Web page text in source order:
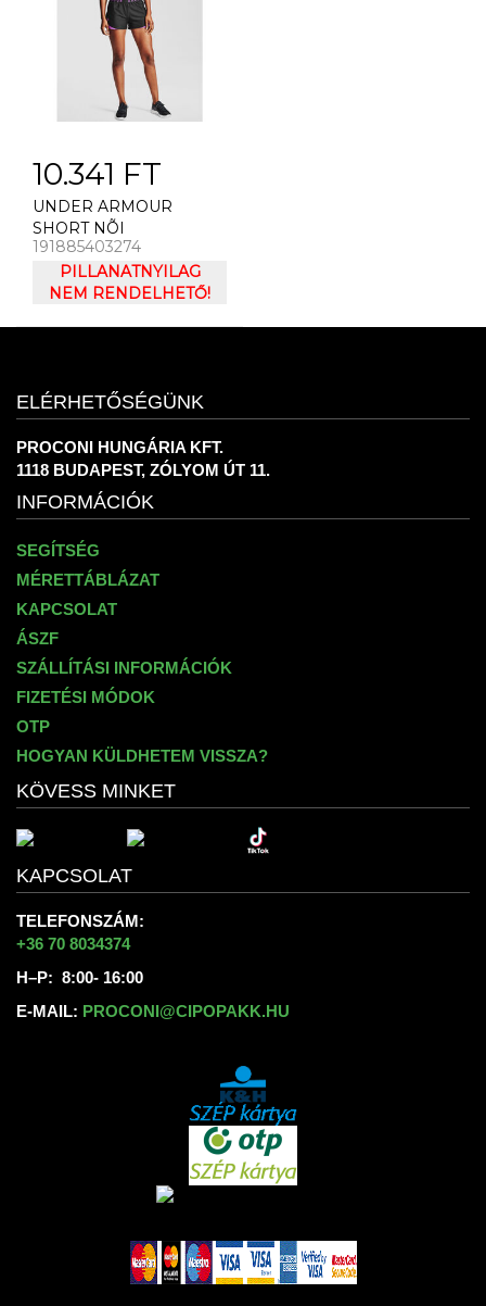
10.341 FT
UNDER ARMOUR
SHORT NÕI
RÖVIDNADRÁG UNDER
ARMOUR PLAY UP
SHORTS 3.0
191885403274
PILLANATNYILAG
NEM RENDELHETŐ!
ELÉRHETŐSÉGÜNK
PROCONI HUNGÁRIA KFT.
1118 BUDAPEST, ZÓLYOM ÚT 11.
INFORMÁCIÓK
SEGÍTSÉG
MÉRETTÁBLÁZAT
KAPCSOLAT
ÁSZF
SZÁLLÍTÁSI INFORMÁCIÓK
FIZETÉSI MÓDOK
OTP
HOGYAN KÜLDHETEM VISSZA?
KÖVESS MINKET
KAPCSOLAT
TELEFONSZÁM:
+36 70 8034374
H–P: 8:00- 16:00
E-MAIL: PROCONI@CIPOPAKK.HU